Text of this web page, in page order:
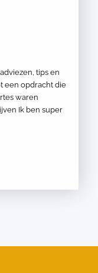
tips en
een opdracht die
waren
Ik ben super